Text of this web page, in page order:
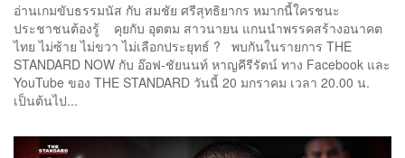
อ่านเกมขับธรรมนัส กับ สมชัย ศรีสุทธิยากร หมากนี้ใครชนะ
ประชาชนต้องรู้ คุยกับ อุตตม สาวนายน แกนนำพรรคสร้างอนาคต
ไทย ไม่ซ้าย ไม่ขวา ไม่เลือกประยุทธ์ ? พบกันในรายการ THE
STANDARD NOW กับ อ๊อฟ-ชัยนนท์ หาญคีรีรัตน์ ทาง Facebook และ
YouTube ของ THE STANDARD วันนี้ 20 มกราคม เวลา 20.00 น.
เป็นต้นไป...